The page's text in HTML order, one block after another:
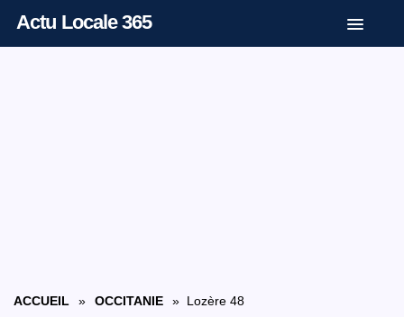
Actu Locale 365
ACCUEIL » OCCITANIE
» Lozère 48